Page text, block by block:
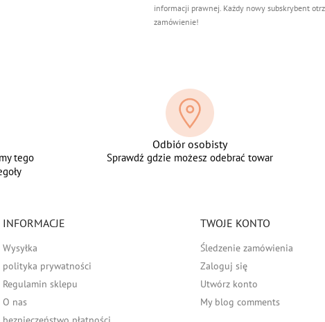
informacji prawnej. Każdy nowy subskrybent
zamówienie!
tego
Odbiór osobisty
Sprawdź gdzie możesz odebrać towar
INFORMACJE
Wysyłka
polityka prywatności
Regulamin sklepu
O nas
TWOJE KONTO
Śledzenie zamówienia
Zaloguj się
Utwórz konto
My blog comments